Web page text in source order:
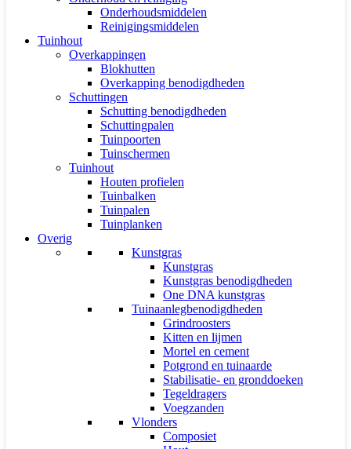
Onderhoudsmiddelen
Reinigingsmiddelen
Tuinhout
Overkappingen
Blokhutten
Overkapping benodigdheden
Schuttingen
Schutting benodigdheden
Schuttingpalen
Tuinpoorten
Tuinschermen
Tuinhout
Houten profielen
Tuinbalken
Tuinpalen
Tuinplanken
Overig
Kunstgras
Kunstgras
Kunstgras benodigdheden
One DNA kunstgras
Tuinaanlegbenodigdheden
Grindroosters
Kitten en lijmen
Mortel en cement
Potgrond en tuinaarde
Stabilisatie- en gronddoeken
Tegeldragers
Voegzanden
Vlonders
Composiet